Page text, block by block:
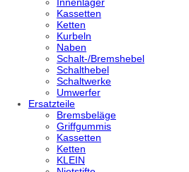
Kassetten
Ketten
Kurbeln
Naben
Schalt-/Bremshebel
Schalthebel
Schaltwerke
Umwerfer
Ersatzteile
Bremsbeläge
Griffgummis
Kassetten
Ketten
KLEIN